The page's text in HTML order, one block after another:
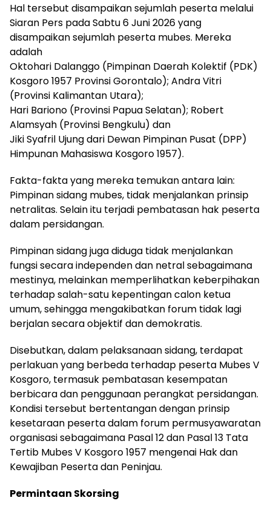
Hal tersebut disampaikan sejumlah peserta melalui
Siaran Pers pada Sabtu 6 Juni 2026 yang
disampaikan sejumlah peserta mubes. Mereka
adalah
Oktohari Dalanggo (Pimpinan Daerah Kolektif (PDK)
Kosgoro 1957 Provinsi Gorontalo); Andra Vitri
(Provinsi Kalimantan Utara);
Hari Bariono (Provinsi Papua Selatan); Robert
Alamsyah (Provinsi Bengkulu) dan
Jiki Syafril Ujung dari Dewan Pimpinan Pusat (DPP)
Himpunan Mahasiswa Kosgoro 1957).
Fakta-fakta yang mereka temukan antara lain:
Pimpinan sidang mubes, tidak menjalankan prinsip
netralitas. Selain itu terjadi pembatasan hak peserta
dalam persidangan.
Pimpinan sidang juga diduga tidak menjalankan
fungsi secara independen dan netral sebagaimana
mestinya, melainkan memperlihatkan keberpihakan
terhadap salah-satu kepentingan calon ketua
umum, sehingga mengakibatkan forum tidak lagi
berjalan secara objektif dan demokratis.
Disebutkan, dalam pelaksanaan sidang, terdapat
perlakuan yang berbeda terhadap peserta Mubes V
Kosgoro, termasuk pembatasan kesempatan
berbicara dan penggunaan perangkat persidangan.
Kondisi tersebut bertentangan dengan prinsip
kesetaraan peserta dalam forum permusyawaratan
organisasi sebagaimana Pasal 12 dan Pasal 13 Tata
Tertib Mubes V Kosgoro 1957 mengenai Hak dan
Kewajiban Peserta dan Peninjau.
Permintaan Skorsing